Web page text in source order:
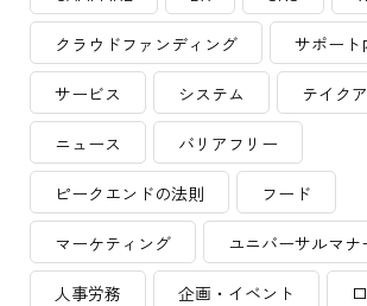
CAMPFIRE DX SNS
クラウドファンディング サポート
サービス システム テイク
ニュース バリアフリー
ピークエンドの法則 フード
マーケティング ユニバーサルマナ